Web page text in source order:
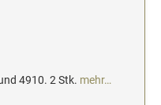
4910. 2 Stk. mehr…